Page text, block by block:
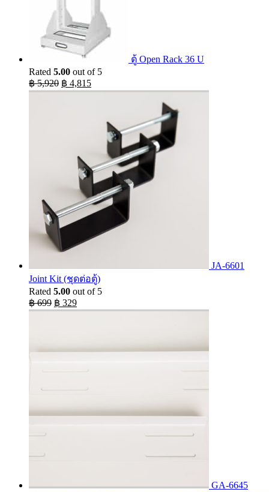
ตู้ Open Rack 36 U
Rated 5.00 out of 5
฿5,920 Original
price
฿ 4,815Current
price
JA-6601
Joint Kit (ชุดต่อตู้)
Rated 5.00 out of 5
฿699 Original
price
฿ 329Current
price
GA-6645